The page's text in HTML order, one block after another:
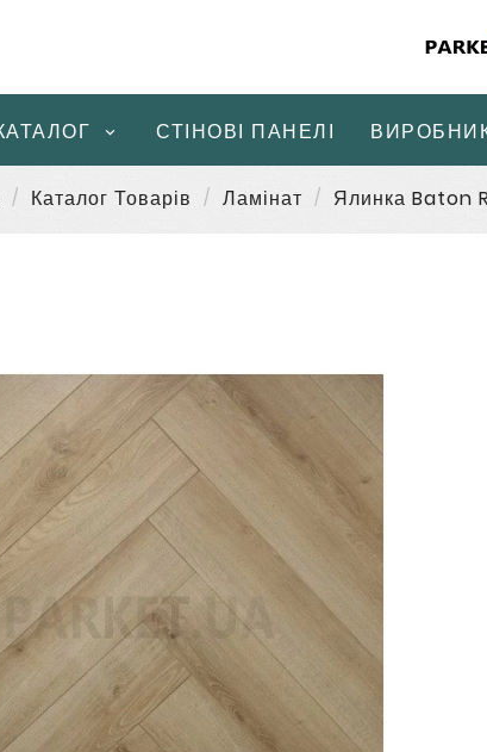
СТІНОВІ ПАНЕЛІ
Каталог Товарів Ламінат Ялинка Baton